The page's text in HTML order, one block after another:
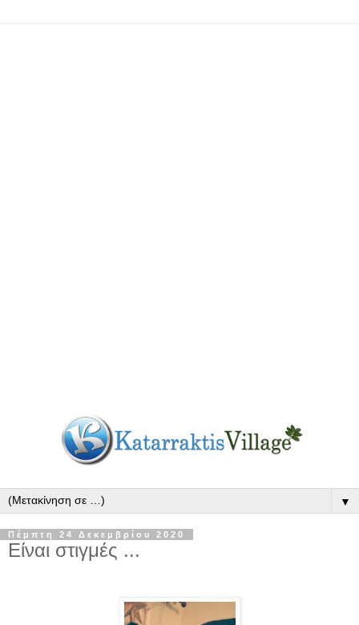
▼
Πέμπτη 24 Δεκεμβρίου 2020
Είναι στιγμές ...